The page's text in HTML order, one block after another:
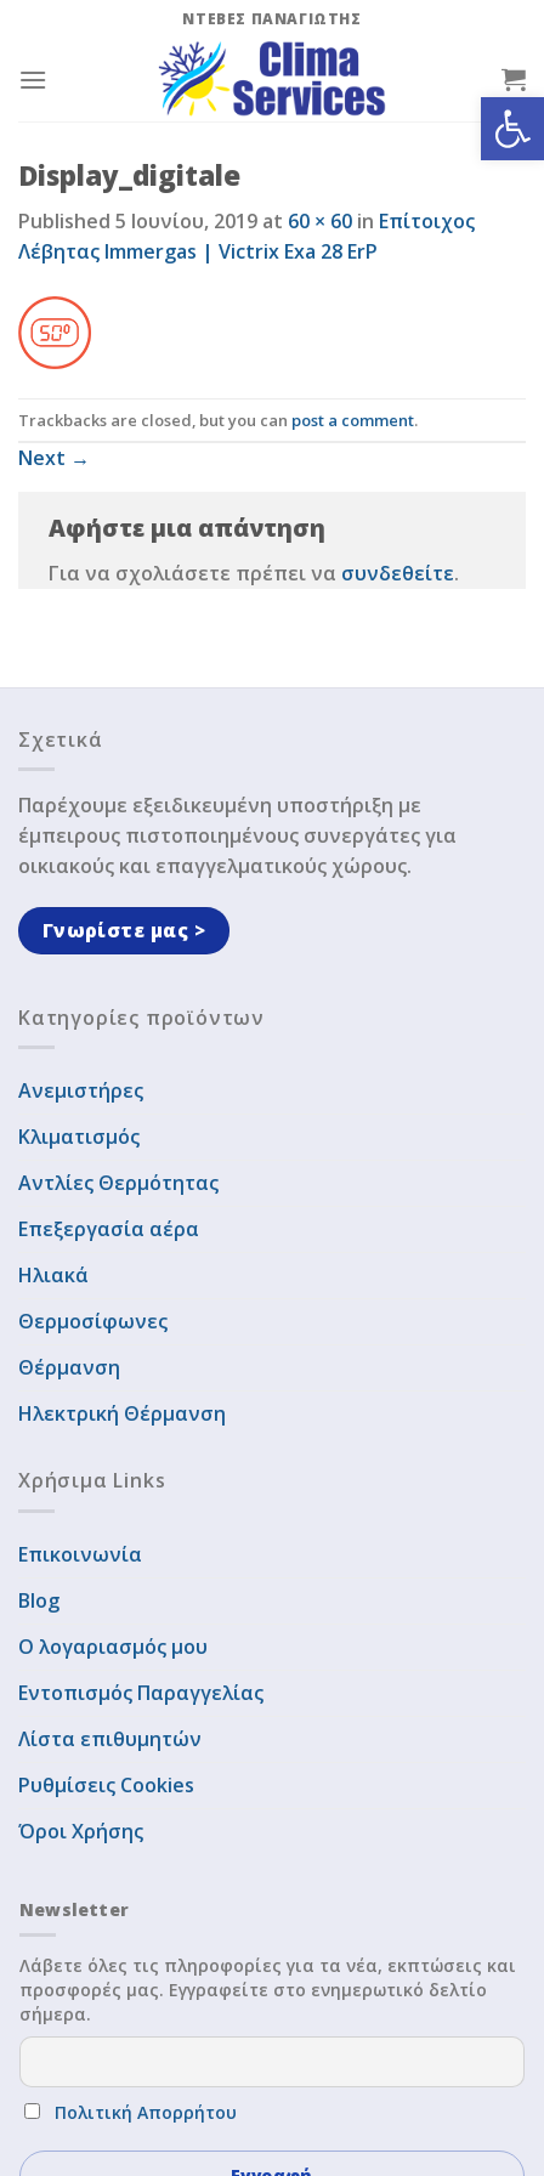
content
ΝΤΕΒΕΣ ΠΑΝΑΓΙΩΤΗΣ
Display_digitale
Published 5 Ιουνίου, 2019 at 60 × 60 in Επίτοιχος
Λέβητας Immergas | Victrix Exa 28 ErP
Trackbacks are closed, but you can post a comment.
Next →
Αφήστε μια απάντηση
Για να σχολιάσετε πρέπει να συνδεθείτε.
Σχετικά
Παρέχουμε εξειδικευμένη υποστήριξη με
έμπειρους πιστοποιημένους συνεργάτες για
οικιακούς και επαγγελματικούς χώρους.
Γνωρίστε μας >
Κατηγορίες προϊόντων
Ανεμιστήρες
Κλιματισμός
Αντλίες Θερμότητας
Επεξεργασία αέρα
Ηλιακά
Θερμοσίφωνες
Θέρμανση
Ηλεκτρική Θέρμανση
Χρήσιμα Links
Επικοινωνία
Blog
Ο λογαριασμός μου
Εντοπισμός Παραγγελίας
Λίστα επιθυμητών
Ρυθμίσεις Cookies
Όροι Χρήσης
Newsletter
Λάβετε όλες τις πληροφορίες για τα νέα, εκπτώσεις και
προσφορές μας. Εγγραφείτε στο ενημερωτικό δελτίο
σήμερα.
Πολιτική Απορρήτου